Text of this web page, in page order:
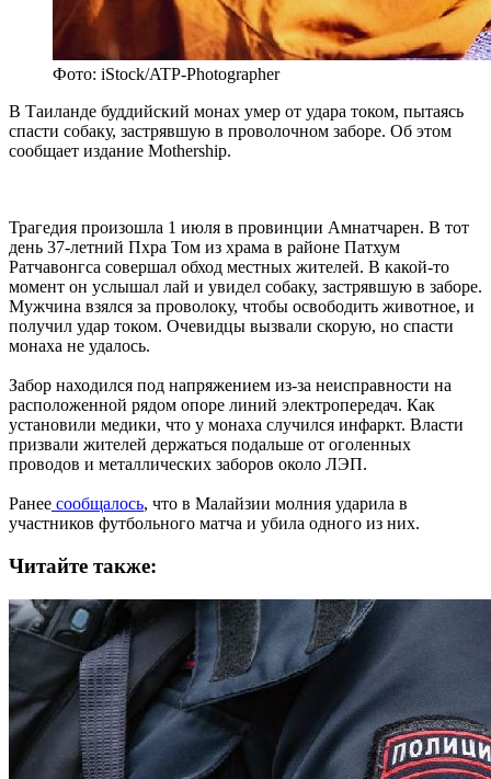
Фото: iStock/ATP-Photographer
В Таиланде буддийский монах умер от удара током, пытаясь
спасти собаку, застрявшую в проволочном заборе. Об этом
сообщает издание Mothership.
Трагедия произошла 1 июля в провинции Амнатчарен. В тот
день 37-летний Пхра Том из храма в районе Патхум
Ратчавонгса совершал обход местных жителей. В какой-то
момент он услышал лай и увидел собаку, застрявшую в заборе.
Мужчина взялся за проволоку, чтобы освободить животное, и
получил удар током. Очевидцы вызвали скорую, но спасти
монаха не удалось.
Забор находился под напряжением из-за неисправности на
расположенной рядом опоре линий электропередач. Как
установили медики, что у монаха случился инфаркт. Власти
призвали жителей держаться подальше от оголенных
проводов и металлических заборов около ЛЭП.
Ранее сообщалось, что в Малайзии молния ударила в
участников футбольного матча и убила одного из них.
Читайте также: